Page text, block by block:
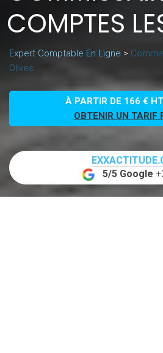
COMPTES
Expert Comptable En Ligne >
Olives
À PARTIR DE 166 €
OBTENIR UN TARIF
5/5 Google